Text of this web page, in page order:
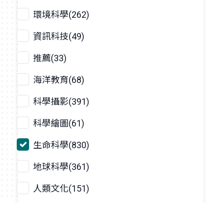
環境科學(262)
資訊科技(49)
推薦(33)
海洋教育(68)
科學攝影(391)
科學繪圖(61)
生命科學(830)
地球科學(361)
人類文化(151)